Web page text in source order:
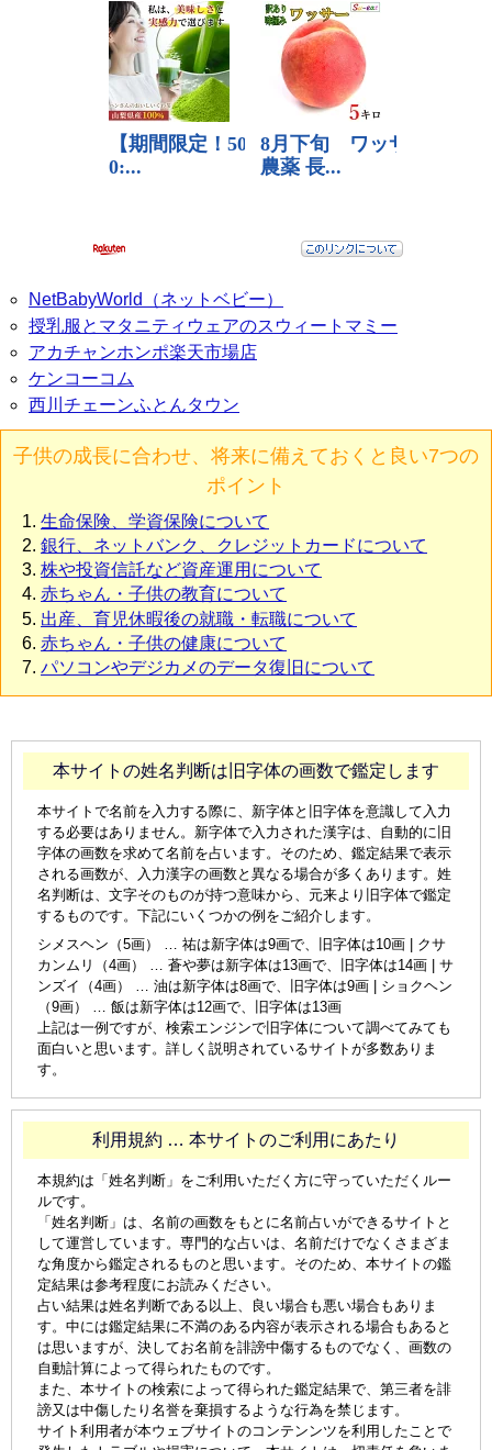
NetBabyWorld（ネットベビー）
授乳服とマタニティウェアのスウィートマミー
アカチャンホンポ楽天市場店
ケンコーコム
西川チェーンふとんタウン
子供の成長に合わせ、将来に備えておくと良い7つの
ポイント
生命保険、学資保険について
銀行、ネットバンク、クレジットカードについて
株や投資信託など資産運用について
赤ちゃん・子供の教育について
出産、育児休暇後の就職・転職について
赤ちゃん・子供の健康について
パソコンやデジカメのデータ復旧について
本サイトの姓名判断は旧字体の画数で鑑定します
本サイトで名前を入力する際に、新字体と旧字体を意識して入力
する必要はありません。新字体で入力された漢字は、自動的に旧
字体の画数を求めて名前を占います。そのため、鑑定結果で表示
される画数が、入力漢字の画数と異なる場合が多くあります。姓
名判断は、文字そのものが持つ意味から、元来より旧字体で鑑定
するものです。下記にいくつかの例をご紹介します。
シメスヘン（5画） … 祐は新字体は9画で、旧字体は10画 | クサ
カンムリ（4画） … 蒼や夢は新字体は13画で、旧字体は14画 | サ
ンズイ（4画） … 油は新字体は8画で、旧字体は9画 | ショクヘン
（9画） … 飯は新字体は12画で、旧字体は13画
上記は一例ですが、検索エンジンで旧字体について調べてみても
面白いと思います。詳しく説明されているサイトが多数ありま
す。
利用規約 … 本サイトのご利用にあたり
本規約は「姓名判断」をご利用いただく方に守っていただくルー
ルです。
「姓名判断」は、名前の画数をもとに名前占いができるサイトと
して運営しています。専門的な占いは、名前だけでなくさまざま
な角度から鑑定されるものと思います。そのため、本サイトの鑑
定結果は参考程度にお読みください。
占い結果は姓名判断である以上、良い場合も悪い場合もありま
す。中には鑑定結果に不満のある内容が表示される場合もあると
は思いますが、決してお名前を誹謗中傷するものでなく、画数の
自動計算によって得られたものです。
また、本サイトの検索によって得られた鑑定結果で、第三者を誹
謗又は中傷したり名誉を棄損するような行為を禁じます。
サイト利用者が本ウェブサイトのコンテンンツを利用したことで